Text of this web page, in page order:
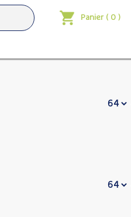
Panier ( 0 )